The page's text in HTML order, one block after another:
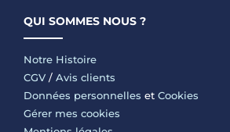
QUI SOMMES NOUS ?
Notre Histoire
CGV / Avis clients
Données personnelles et Cookies
Gérer mes cookies